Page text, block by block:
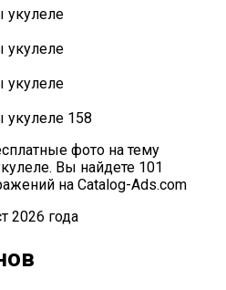
фото на тему
Вы найдете 101
на Catalog-Ads.com
2026 года